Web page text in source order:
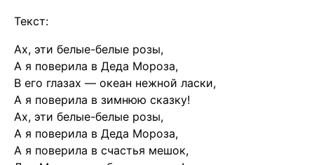
Текст:
Ах, эти белые-белые розы,
А я поверила в Деда Мороза,
В его глазах — океан нежной ласки,
А я поверила в зимнюю сказку!
Ах, эти белые-белые розы,
А я поверила в Деда Мороза,
А я поверила в счастья мешок,